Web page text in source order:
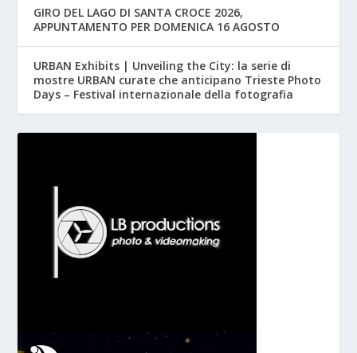
GIRO DEL LAGO DI SANTA CROCE 2026,
APPUNTAMENTO PER DOMENICA 16 AGOSTO
URBAN Exhibits | Unveiling the City: la serie di
mostre URBAN curate che anticipano Trieste Photo
Days – Festival internazionale della fotografia